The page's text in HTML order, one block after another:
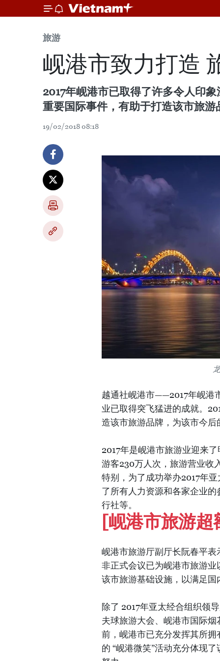
旅游
岘港市致力打造
2017年岘港市已取得了许多令人印
重要国际事件，有助于打造该市旅
19/02/2018 08:18
越通社岘港市——2017年岘港
业已取得突飞猛进的成就。
造该市旅游品牌，为该市今
2017年是岘港市旅游业迎来
游客230万人次，旅游营业收
特别，为了成功举办2017年
了所有人力资源和各家企业
行社等。
[岘港市旅游
岘港市旅游厅副厅长阮春平
非正式会议已为岘港市旅游
该市旅游基础设施，以满足国
除了 2017年亚太经合组织领
夫球旅游大会、岘港市国际
前，岘港市已充分发挥其所
的 “岘港微笑”活动充分体现